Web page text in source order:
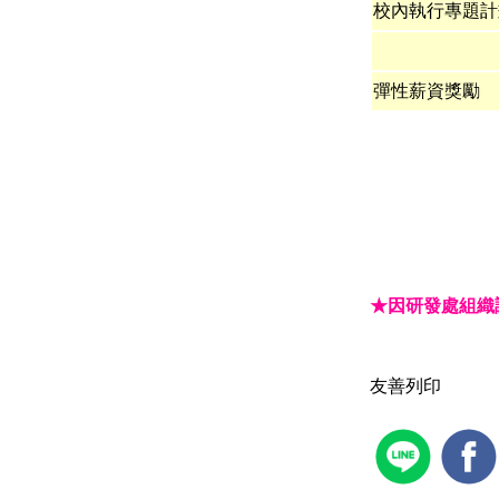
校內執行專題
彈性薪資獎勵
★因研發處組織
友善列印